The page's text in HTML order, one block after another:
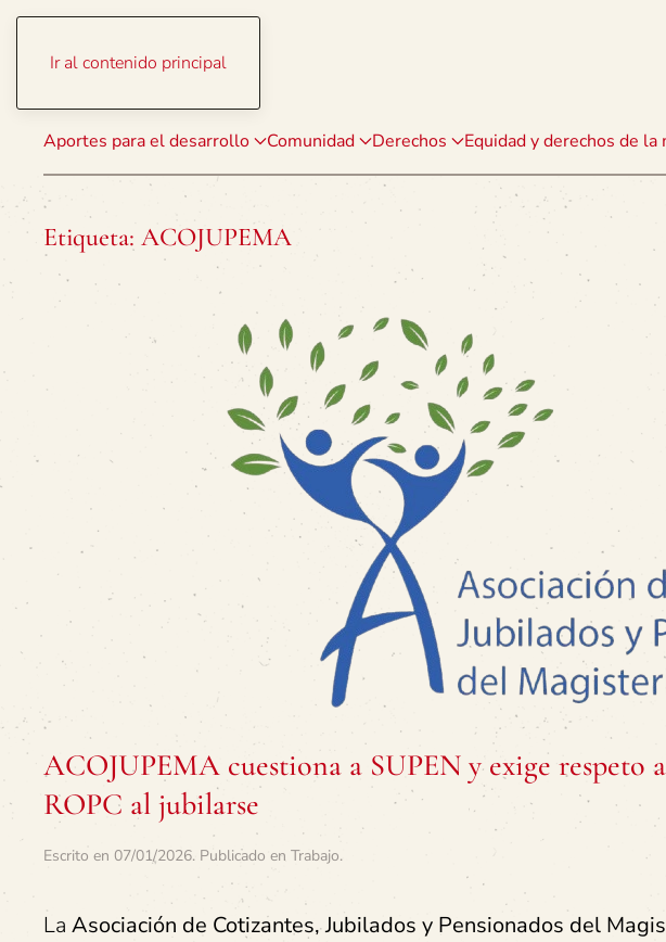
Ir al contenido principal
Aportes para el desarrollo Comunidad Derechos Equidad y derechos de la
Etiqueta: ACOJUPEMA
ACOJUPEMA cuestiona a SUPEN y exige
ROPC al jubilarse
Escrito en 07/01/2026. Publicado en Trabajo.
La Asociación de Cotizantes, Jubilados y Pensionados del